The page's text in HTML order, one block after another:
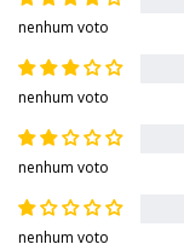
nenhum voto
nenhum voto
nenhum voto
nenhum voto